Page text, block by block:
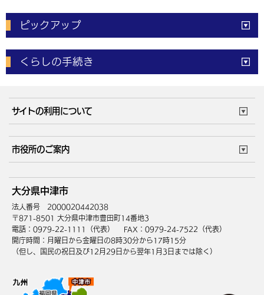
ピックアップ
電子申請 窓口の混雑状況
体育施設予約状況 ご意見・ご要望
くらしの手続き
成人・仕事
住まい・引越 ごみ・環境
健康・医療 障がい・福祉
高齢・介護
サイトの利用について
サイトマップ
市役所のご案内
庁舎地図 組織案内
中津市へのアクセス
大分県中津市
法人番号 2000020442038
〒871-8501 大分県中津市豊田町14番地3
電話：0979-22-1111（代表）
FAX：0979-24-7522（代表）
開庁時間：月曜日から金曜日の8時30分から17時15分
（但し、国民の祝日及び12月29日から翌年1月3日までは除く）